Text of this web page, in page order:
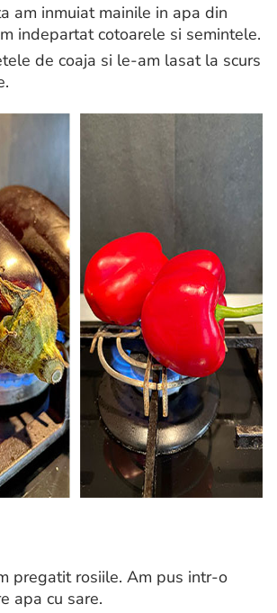
am inmuiat mainile in apa din
indepartat cotoarele si semintele.
de coaja si le-am lasat la scurs
pregatit rosiile. Am pus intr-o
apa cu sare.